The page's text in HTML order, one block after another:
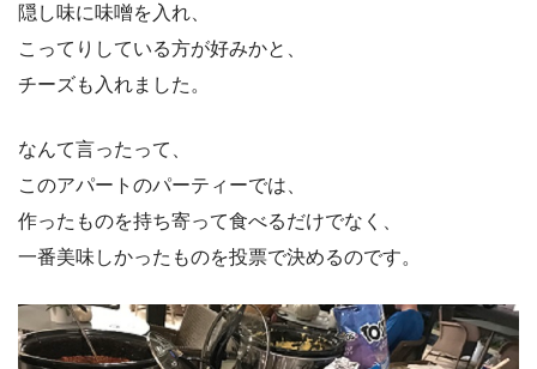
隠し味に味噌を入れ、
こってりしている方が好みかと、
チーズも入れました。
なんて言ったって、
このアパートのパーティーでは、
作ったものを持ち寄って食べるだけでなく、
一番美味しかったものを投票で決めるのです。